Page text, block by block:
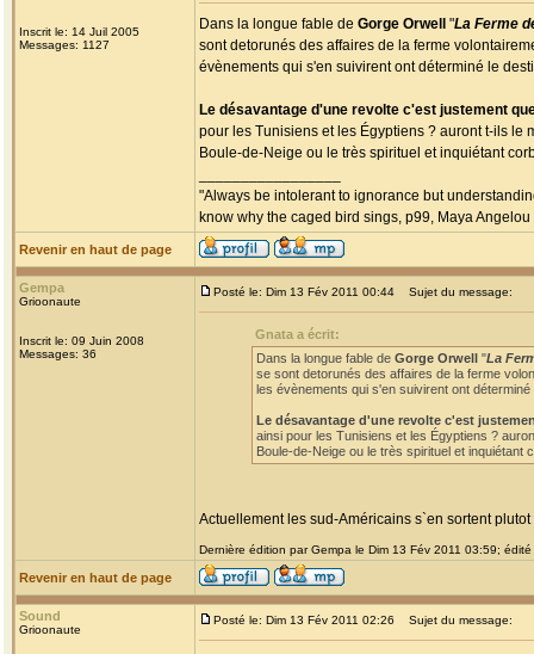
Inscrit le: 14 Juil 2005
Messages: 1127
Dans la longue fable de Gorge Orwell "La Ferme
sont detorunés des affaires de la ferme
évènements qui s'en suivirent ont déterminé le
Le désavantage d'une revolte c'est justement
pour les Tunisiens et les Égyptiens ? auront t-ils
Boule-de-Neige ou le très spirituel et inquiétant
"Always be intolerant to ignorance but
know why the caged bird sings, p99, Maya Angelou
Revenir en haut de page
Gempa
Grioonaute
Inscrit le: 09 Juin 2008
Messages: 36
Posté le: Dim 13 Fév 2011 00:44 Sujet du message:
Gnata a écrit:
Dans la longue fable de Gorge Orwell "La
se sont detorunés des affaires de la ferme
les évènements qui s'en suivirent ont
Le désavantage d'une revolte c'est
ainsi pour les Tunisiens et les Égyptiens ?
Boule-de-Neige ou le très spirituel et
Actuellement les sud-Américains s`en sortent
Dernière édition par Gempa le Dim 13 Fév 2011 03:59;
Revenir en haut de page
Sound
Grioonaute
Posté le: Dim 13 Fév 2011 02:26 Sujet du message: